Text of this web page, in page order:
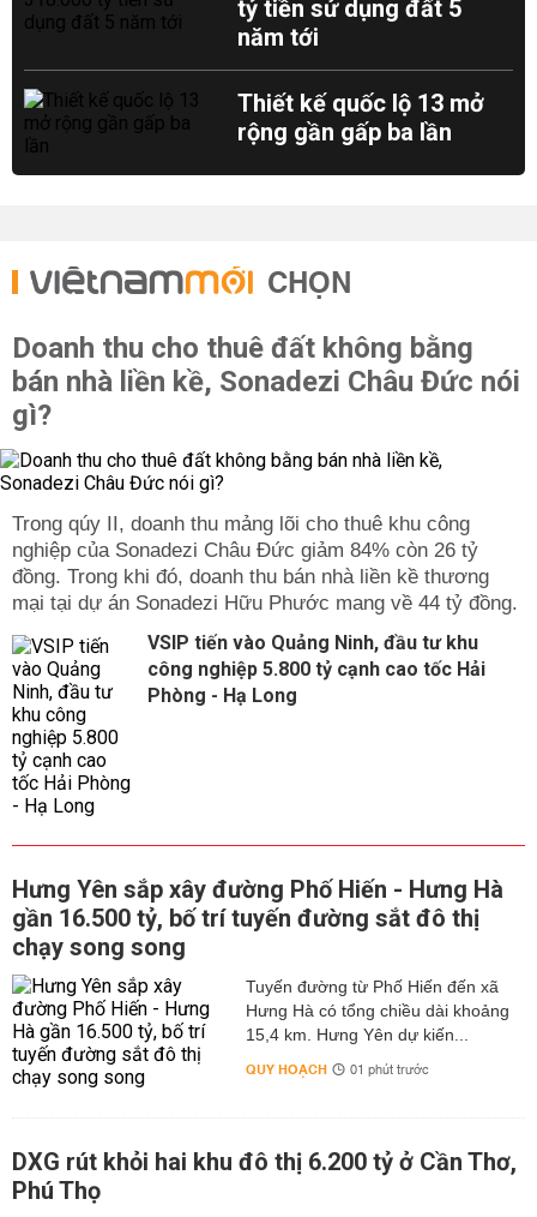
tỷ tiền sử dụng đất 5
năm tới
Thiết kế quốc lộ 13 mở
rộng gần gấp ba lần
CHỌN
Doanh thu cho thuê đất không bằng
bán nhà liền kề, Sonadezi Châu Đức nói
gì?
Trong qúy II, doanh thu mảng lõi cho thuê khu công
nghiệp của Sonadezi Châu Đức giảm 84% còn 26 tỷ
đồng. Trong khi đó, doanh thu bán nhà liền kề thương
mại tại dự án Sonadezi Hữu Phước mang về 44 tỷ đồng.
VSIP tiến vào Quảng Ninh, đầu tư khu
công nghiệp 5.800 tỷ cạnh cao tốc Hải
Phòng - Hạ Long
Hưng Yên sắp xây đường Phố Hiến - Hưng Hà
gần 16.500 tỷ, bố trí tuyến đường sắt đô thị
chạy song song
Tuyến đường từ Phố Hiến đến xã
Hưng Hà có tổng chiều dài khoảng
15,4 km. Hưng Yên dự kiến...
QUY HOẠCH 01 phút trước
DXG rút khỏi hai khu đô thị 6.200 tỷ ở Cần Thơ,
Phú Thọ